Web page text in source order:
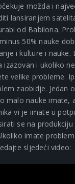
možda i
lansiranjem
od Babilona.
50% nauke
i kulture i nauke.
i ukoliko
velike probleme.
zaobidje. Jedan
malo nauke imate,
vi je imate u
se na produkciju
imate
sljedeći video: